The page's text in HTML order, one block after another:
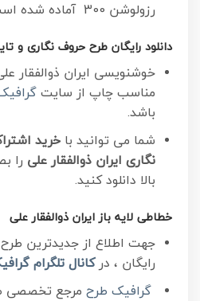
رزولوشن 300 آماده شده است.
دانلود رایگان طرح حروف نگاری و
خوشنویسی ایران ذوالفقار
مناسب چاپ از سایت
باشد.
شما می توانید با خرید
نگاری ایران ذوالفقار علی را
بالا دانلود کنید.
خطاطی لایه باز ایران ذوالفقار علی
جهت اطلاع از جدیدترین
رایگان ، درکانال تلگرام
گرافیک طرحمرجع تخصصی